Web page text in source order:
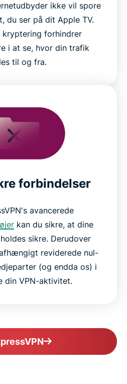
ikke vil spore
du ser på dit Apple TV.
kryptering forhindrer
i at se, hvor din trafik
til og fra.
forbindelser
avancerede
kan du sikre, at dine
sikre. Derudover
reviderede nul-
(og endda os) i
din VPN-aktivitet.